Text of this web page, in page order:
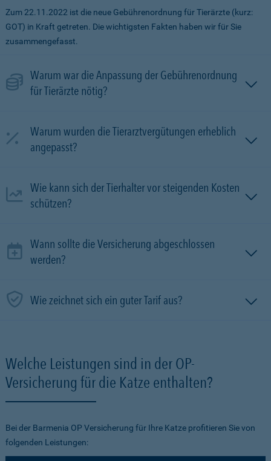
Zum 22.11.2022 ist die neue Gebührenordnung für Tierärzte (kurz:
GOT) in Kraft getreten. Die wichtigsten Fakten haben wir für Sie
zusammengefasst.
Warum war die Anpassung der Gebührenordnung
für Tierärzte nötig?
Warum wurden die Tierarztvergütungen erheblich
angepasst?
Wie kann sich der Tierhalter vor steigenden Kosten
schützen?
Wann sollte die Versicherung abgeschlossen
werden?
Wie zeichnet sich ein guter Tarif aus?
Welche Leistungen sind in der OP-
Versicherung für die Katze enthalten?
Bei der Barmenia OP Versicherung für Ihre Katze profitieren Sie von
folgenden Leistungen: